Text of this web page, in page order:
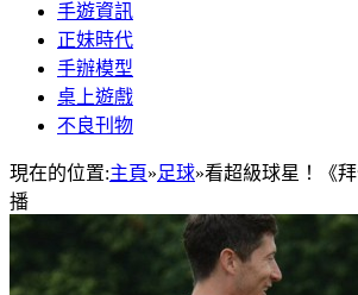
手遊資訊
正妹時代
手辦模型
桌上遊戲
不良刊物
現在的位置:主頁»足球»看超級球星！《
播